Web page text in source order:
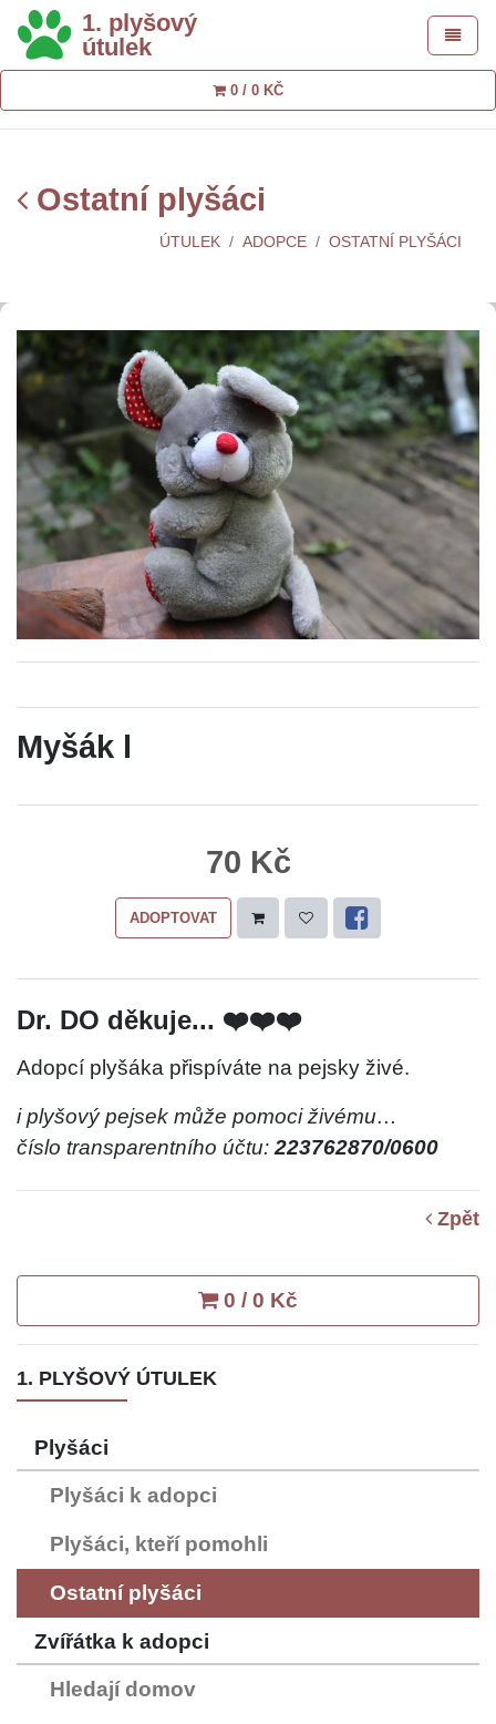
1. plyšový
útulek
Toggle
0 / 0 KČ
Ostatní plyšáci
ÚTULEK ADOPCE OSTATNÍ PLYŠÁCI
Myšák l
70 Kč
ADOPTOVAT
Dr. DO děkuje... ❤️❤️❤️
Adopcí plyšáka přispíváte na pejsky živé.
i plyšový pejsek může pomoci živému…
číslo transparentního účtu: 223762870/0600
Zpět
0 / 0 Kč
1. PLYŠOVÝ ÚTULEK
Plyšáci
Plyšáci k adopci
Plyšáci, kteří pomohli
Ostatní plyšáci
Zvířátka k adopci
Hledají domov